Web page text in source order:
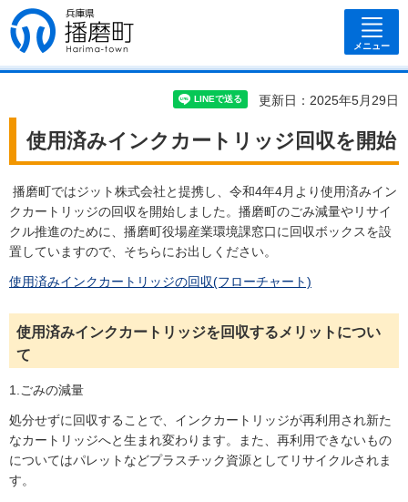
兵庫県 播磨
町
メニュー
更新日：2025年5月29日
使用済みインクカートリッジ回収を開始
播磨町ではジット株式会社と提携し、令和4年4月より使用済みイン
クカートリッジの回収を開始しました。播磨町のごみ減量やリサイ
クル推進のために、播磨町役場産業環境課窓口に回収ボックスを設
置していますので、そちらにお出しください。
使用済みインクカートリッジの回収(フローチャート)
使用済みインクカートリッジを回収するメリットについ
て
1.ごみの減量
処分せずに回収することで、インクカートリッジが再利用され新た
なカートリッジへと生まれ変わります。また、再利用できないもの
についてはパレットなどプラスチック資源としてリサイクルされま
す。